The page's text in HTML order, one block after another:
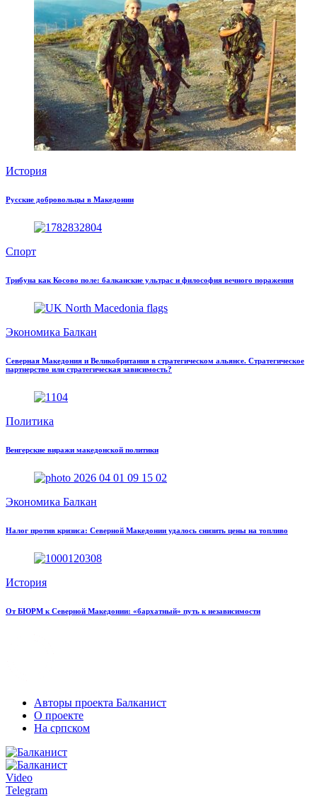
История
Русские добровольцы в Македонии
Спорт
Трибуна как Косово поле: балканские ультрас и философия вечного поражения
Экономика Балкан
Северная Македония и Великобритания в стратегическом альянсе. Стратегическое
партнерство или стратегическая зависимость?
Политика
Венгерские виражи македонской политики
Экономика Балкан
Налог против кризиса: Северной Македонии удалось снизить цены на топливо
История
От БЮРМ к Северной Македонии: «бархатный» путь к независимости
Авторы проекта Балканист
О проекте
На српском
Video
Telegram